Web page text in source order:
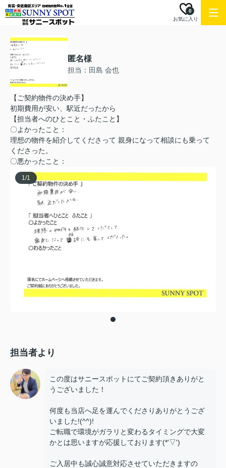
お気に入り
0
匿名様
担当：田島 会也
【ご契約物件の決め手】
初期費用が安い、駅近だったから
【担当者へのひとこと・ふたこと】
〇よかったこと：
理想の物件を紹介してくださって 親身になって相談にも乗って
くださった。
〇悪かったこと：
1/1
担当者より
この度はサニースポットにてご契約頂きありがと
うございました！
何度も当店へ足を運んでくださりありがとうござ
いました!(^^)!
ご転職で環境がガラリと変わるタイミングで大変
かとは思いますが応援しております(*'▽')
ご入居中も誠心誠意対応させていただきますの